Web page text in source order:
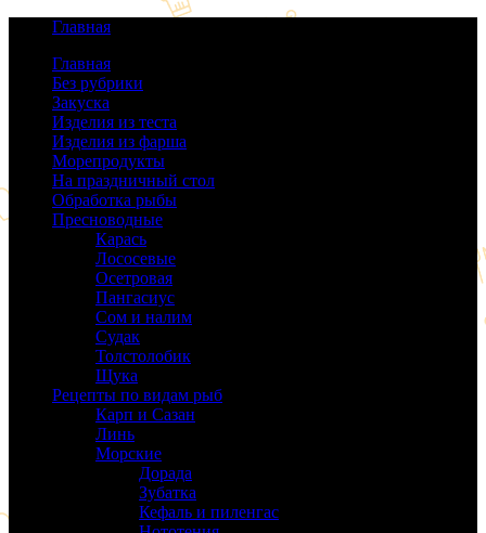
Главная
Главная
Без рубрики
Закуска
Изделия из теста
Изделия из фарша
Морепродукты
На праздничный стол
Обработка рыбы
Пресноводные
Карась
Лососевые
Осетровая
Пангасиус
Сом и налим
Судак
Толстолобик
Щука
Рецепты по видам рыб
Карп и Сазан
Линь
Морские
Дорада
Зубатка
Кефаль и пиленгас